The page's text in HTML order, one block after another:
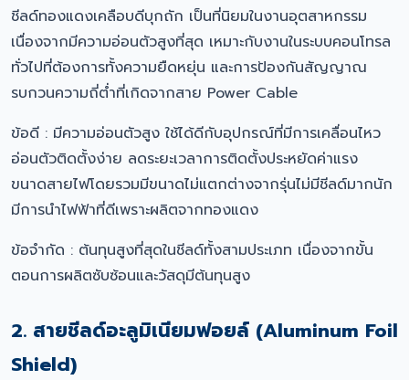
ชีลด์ทองแดงเคลือบดีบุกถัก เป็นที่นิยมในงานอุตสาหกรรม
เนื่องจากมีความอ่อนตัวสูงที่สุด เหมาะกับงานในระบบคอนโทรล
ทั่วไปที่ต้องการทั้งความยืดหยุ่น และการป้องกันสัญญาณ
รบกวนความถี่ต่ำที่เกิดจากสาย Power Cable
ข้อดี : มีความอ่อนตัวสูง ใช้ได้ดีกับอุปกรณ์ที่มีการเคลื่อนไหว
อ่อนตัวติดตั้งง่าย ลดระยะเวลาการติดตั้งประหยัดค่าแรง
ขนาดสายไฟโดยรวมมีขนาดไม่แตกต่างจากรุ่นไม่มีชีลด์มากนัก
มีการนำไฟฟ้าที่ดีเพราะผลิตจากทองแดง
ข้อจำกัด : ต้นทุนสูงที่สุดในชีลด์ทั้งสามประเภท เนื่องจากขั้น
ตอนการผลิตซับซ้อนและวัสดุมีต้นทุนสูง
2. สายชีลด์อะลูมิเนียมฟอยล์ (Aluminum Foil
Shield)